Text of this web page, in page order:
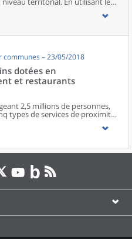
sur les forces et faiblesses des
communes – 23/05/2018
dotées en
et restaurants
2,5 millions de personnes,
types de services de proximité.
les restaurants sont les plus
de façon
offrant au moins dix types de
médicaux, ils sont situés
nombre d’équipements
qui possèdent au moins un
communes qui n’en